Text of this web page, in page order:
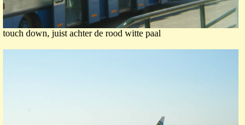
touch down, juist achter de rood witte paal